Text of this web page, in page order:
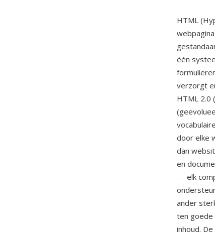
HTML
één
verzorgt
HTML 2.0
door elke
dan
en
— elk
ander
ten goede
inhoud.